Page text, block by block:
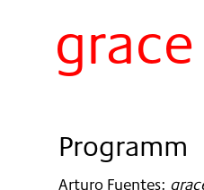
Programm
Arturo Fuentes: